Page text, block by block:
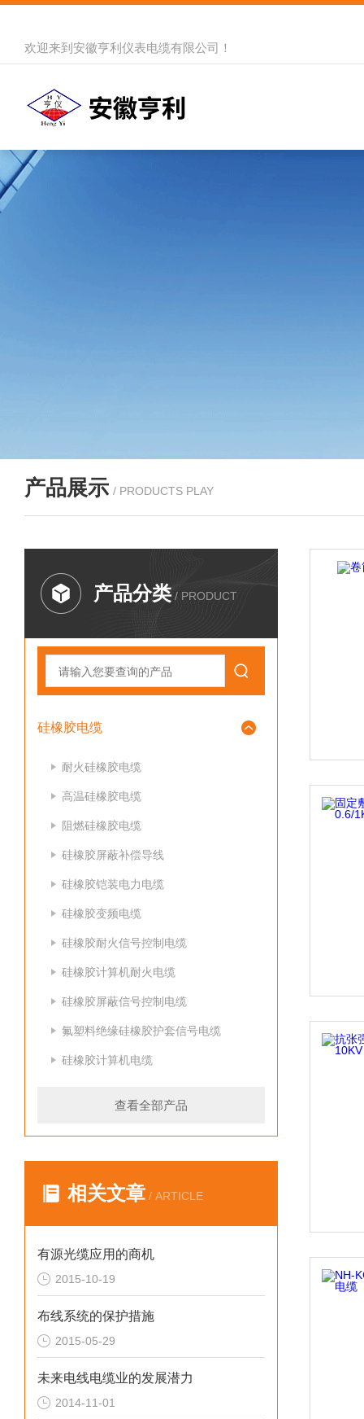
欢迎来到 安徽亨利仪表电缆有限公司 ！
产品展示 / PRODUCTS PLAY
产品分类 / PRODUCT
硅橡胶电缆
耐火硅橡胶电缆
高温硅橡胶电缆
阻燃硅橡胶电缆
硅橡胶屏蔽补偿导线
硅橡胶铠装电力电缆
硅橡胶变频电缆
硅橡胶耐火信号控制电缆
硅橡胶计算机耐火电缆
硅橡胶屏蔽信号控制电缆
氟塑料绝缘硅橡胶护套信号电缆
硅橡胶计算机电缆
查看全部产品
相关文章 / ARTICLE
有源光缆应用的商机
2015-10-19
布线系统的保护措施
2015-05-29
未来电线电缆业的发展潜力
2014-11-01